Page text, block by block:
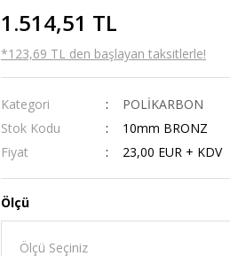
1.514,51 TL
*123,69 TL den başlayan taksitlerle!
Kategori
POLİKARBON
Stok Kodu
10mm BRONZ
Fiyat
23,00 EUR + KDV
Ölçü